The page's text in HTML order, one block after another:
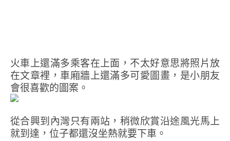
火車上還滿多乘客在上面，不太好意思將照片放
在文章裡，車廂牆上還滿多可愛圖畫，是小朋友
會很喜歡的圖案。
從合興到內灣只有兩站，稍微欣賞沿途風光馬上
就到達，位子都還沒坐熱就要下車。